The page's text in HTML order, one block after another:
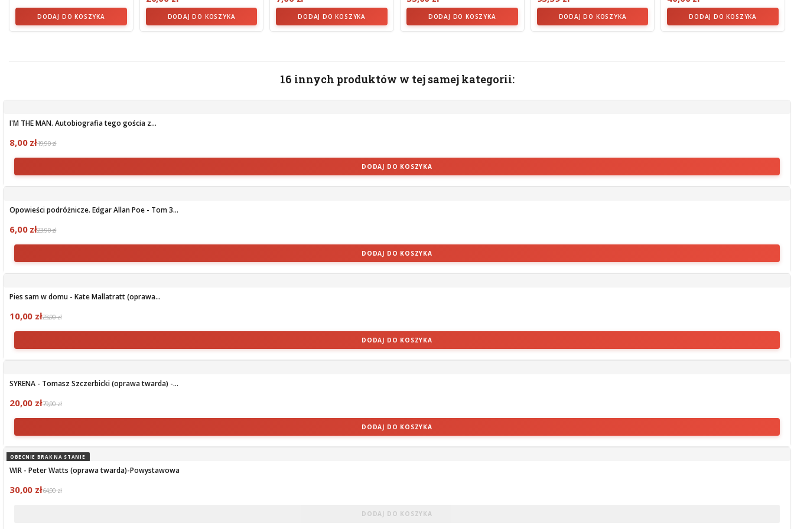
DODAJ DO KOSZYKA DODAJ DO KOSZYKA DODAJ DO KOSZYKA DODAJ DO KOSZYKA DODAJ DO KOSZYKA DODAJ DO KOSZYKA
16 innych produktów w tej samej kategorii:
I'M THE MAN. Autobiografia tego gościa z...
8,00 zł19,90 zł
DODAJ DO KOSZYKA
Opowieści podróżnicze. Edgar Allan Poe - Tom 3...
6,00 zł23,90 zł
DODAJ DO KOSZYKA
Pies sam w domu - Kate Mallatratt (oprawa...
10,00 zł23,90 zł
DODAJ DO KOSZYKA
SYRENA - Tomasz Szczerbicki (oprawa twarda) -...
20,00 zł79,90 zł
DODAJ DO KOSZYKA
OBECNIE BRAK NA STANIE
WIR - Peter Watts (oprawa twarda)-Powystawowa
30,00 zł64,90 zł
DODAJ DO KOSZYKA